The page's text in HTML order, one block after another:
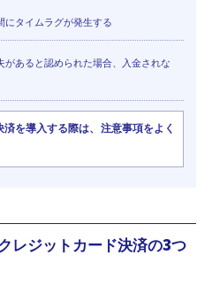
タイムラグが発生する
あると認められた場合、入金されな
を導入する際は、注意事項をよく
レジットカード決済の3つ